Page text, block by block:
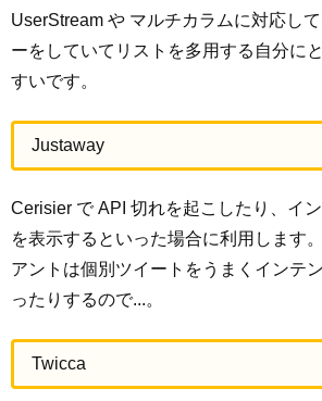
UserStream や マルチカラムに対応し
ーをしていてリストを多用する自分に
すいです。
Justaway
Cerisier で API 切れを起こしたり、イ
を表示するといった場合に利用します
アントは個別ツイートをうまくインテ
ったりするので...。
Twicca